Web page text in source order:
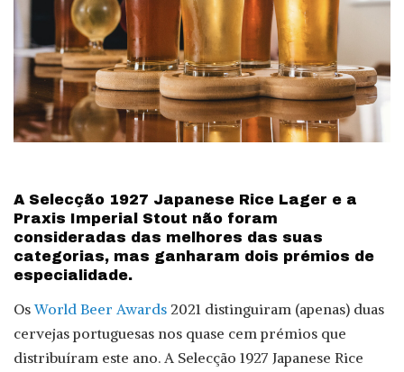
A Selecção 1927 Japanese Rice Lager e a
Praxis Imperial Stout não foram
consideradas das melhores das suas
categorias, mas ganharam dois prémios de
especialidade.
OsWorld Beer Awards 2021 distinguiram (apenas) duas
cervejas portuguesas nos quase cem prémios que
distribuíram este ano. A Selecção 1927 Japanese Rice